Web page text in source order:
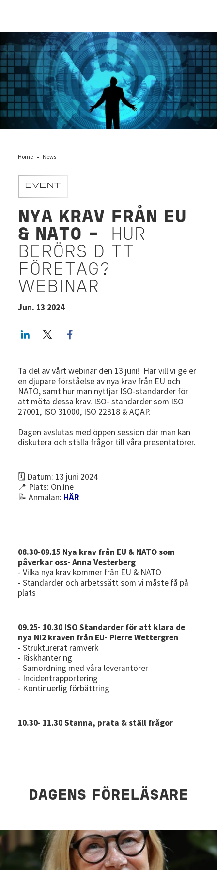
cybersäkerhet
Home News
EVENT
NYA KRAV FRÅN EU
& NATO -
HUR
BERÖRS DITT
FÖRETAG?
WEBINAR
Jun. 13 2024
LinkedInTwitter
Ta del av vårt webinar den 13 juni! Här vill vi ge er
en djupare förståelse av nya krav från EU och
NATO, samt hur man nyttjar ISO-standarder för
att möta dessa krav. ISO- standarder som ISO
27001, ISO 31000, ISO 22318 & AQAP.
Dagen avslutas med öppen session där man kan
diskutera och ställa frågor till våra presentatörer.
🗓️ Datum: 13 juni 2024
📍 Plats: Online
📝 Anmälan: HÄR
08.30-09.15 Nya krav från EU & NATO som
påverkar oss- Anna Vesterberg
- Vilka nya krav kommer från EU & NATO
- Standarder och arbetssätt som vi måste få på
plats
09.25- 10.30 ISO Standarder för att klara de
nya NI2 kraven från EU- Pierre Wettergren
- Strukturerat ramverk
- Riskhantering
- Samordning med våra leverantörer
- Incidentrapportering
- Kontinuerlig förbättring
10.30- 11.30 Stanna, prata & ställ frågor
DAGENS FÖRELÄSARE
Image